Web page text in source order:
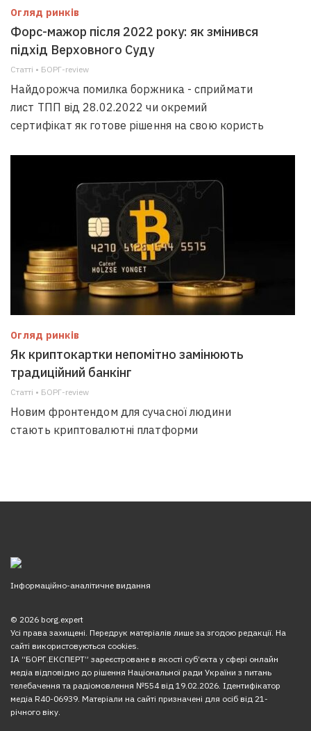
Огляд ринків
Форс-мажор після 2022 року: як змінився
підхід Верховного Суду
Статті • БОРГ-review
Найдорожча помилка боржника - сприймати
лист ТПП від 28.02.2022 чи окремий
сертифікат як готове рішення на свою користь
Огляд ринків
Як криптокартки непомітно замінюють
традиційний банкінг
Статті • БОРГ-review
Новим фронтендом для сучасної людини
стають криптовалютні платформи
Інформаційно-аналітичне видання
© 2026 borg.expert
Усі права захищені. Передрук матеріалів лише за згодою редакції. На
сайті використовуються cookies.
ІА “БОРГ.ЕКСПЕРТ” зареєстроване в якості суб’єкта у сфері онлайн
медіа відповідно до рішення Національної ради України з питань
телебачення та радіомовлення №554 від 19.02.2026. Ідентифікатор
медіа R40-06939. Матеріали на сайті призначені для осіб від 21-
річного віку.